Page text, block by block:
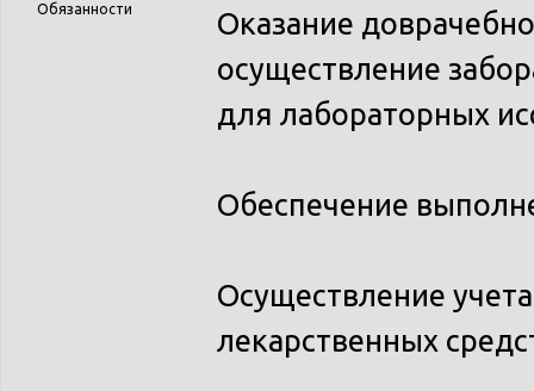
Обязанности
Оказание
осуществление
для лабораторных
Обеспечение
Осуществление
лекарственных